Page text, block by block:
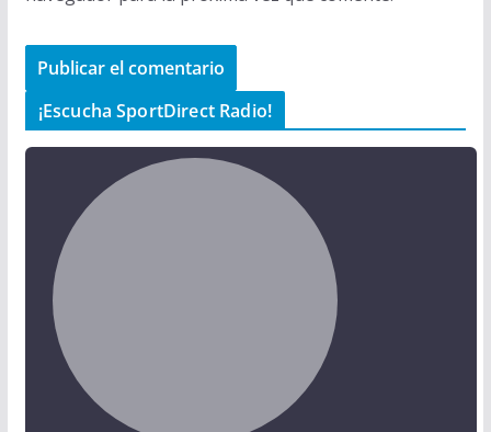
¡Escucha SportDirect Radio!